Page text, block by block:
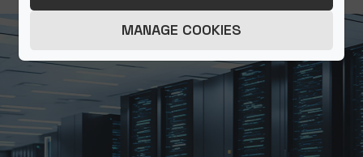
MANAGE COOKIES